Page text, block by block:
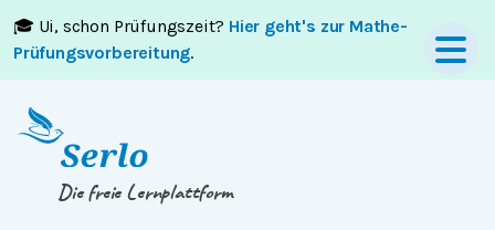
🎓 Ui, schon Prüfungszeit? Hier geht's zur Mathe-
Prüfungsvorbereitung.
Springe zumInhaltoderFooter
Die freie Lernplattform